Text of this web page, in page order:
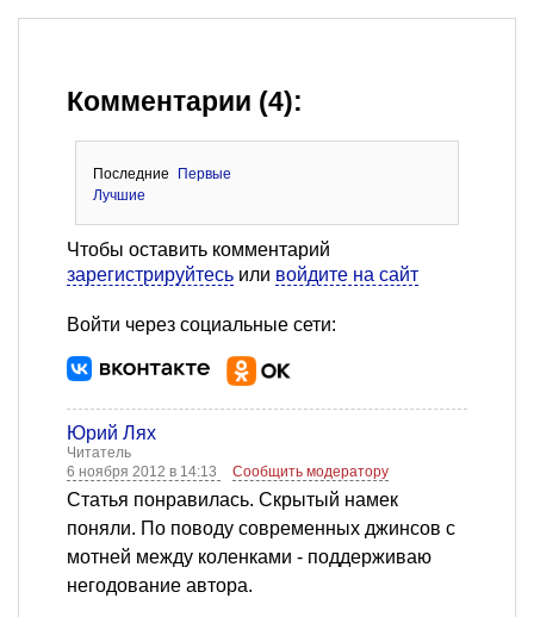
Комментарии (4):
Последние
Первые
Лучшие
Чтобы оставить комментарий
зарегистрируйтесь или войдите на сайт
Войти через социальные сети:
Юрий Лях
Читатель
6 ноября 2012 в 14:13
Сообщить модератору
Статья понравилась. Скрытый намек
поняли. По поводу современных джинсов с
мотней между коленками - поддерживаю
негодование автора.